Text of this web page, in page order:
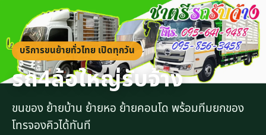
บริการขนย้ายทั่วไทย เปิดทุกวัน
รถ4ล้อใหญ่รับจ้าง
ขนของ ย้ายบ้าน ย้ายหอ ย้ายคอนโด พร้อมทีมยกของ
โทรจองคิวได้ทันที